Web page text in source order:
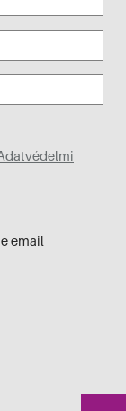
email